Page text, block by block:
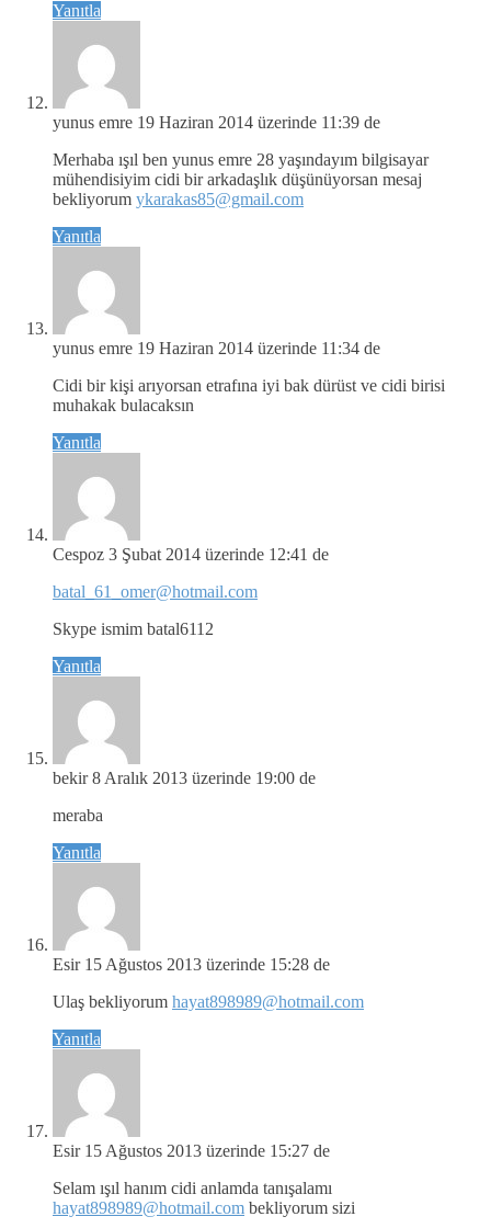
Yanıtla
yunus emre 19 Haziran 2014 üzerinde 11:39 de
Merhaba ışıl ben yunus emre 28 yaşındayım bilgisayar
mühendisiyim cidi bir arkadaşlık düşünüyorsan mesaj
bekliyorum ykarakas85@gmail.com
Yanıtla
yunus emre 19 Haziran 2014 üzerinde 11:34 de
Cidi bir kişi arıyorsan etrafına iyi bak dürüst ve cidi birisi
muhakak bulacaksın
Yanıtla
Cespoz 3 Şubat 2014 üzerinde 12:41 de
batal_61_omer@hotmail.com
Skype ismim batal6112
Yanıtla
bekir 8 Aralık 2013 üzerinde 19:00 de
meraba
Yanıtla
Esir 15 Ağustos 2013 üzerinde 15:28 de
Ulaş bekliyorum hayat898989@hotmail.com
Yanıtla
Esir 15 Ağustos 2013 üzerinde 15:27 de
Selam ışıl hanım cidi anlamda tanışalamı
hayat898989@hotmail.com bekliyorum sizi